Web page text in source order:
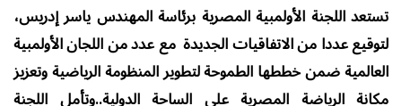
تستعد اللجنة الأولمبية المصرية برئاسة المهندس ياسر إدريس،
لتوقيع عددا من الاتفاقيات الجديدة مع عدد من اللجان الأولمبية
العالمية ضمن خططها الطموحة لتطوير المنظومة الرياضية وتعزيز